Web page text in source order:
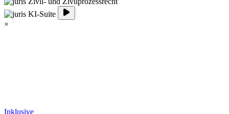
×
Inklusive